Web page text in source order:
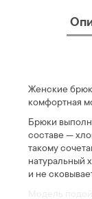
Женские
комфортная
Брюки
составе —
такому
натуральный
и не